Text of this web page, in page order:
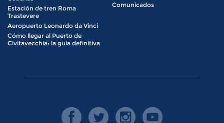
Estación de tren Roma
Trastevere
Aeropuerto Leonardo da Vinci
Cómo llegar al Puerto de
Civitavecchia: la guía definitiva
Comunicados